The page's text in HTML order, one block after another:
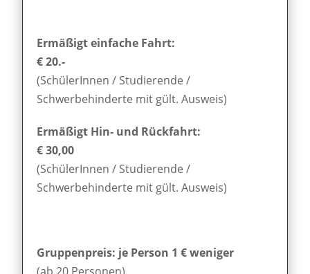
Ermäßigt einfache Fahrt:
€ 20.-
(SchülerInnen / Studierende /
Schwerbehinderte mit gült. Ausweis)
Ermäßigt Hin- und Rückfahrt:
€ 30,00
(SchülerInnen / Studierende /
Schwerbehinderte mit gült. Ausweis)
Gruppenpreis: je Person 1 € weniger